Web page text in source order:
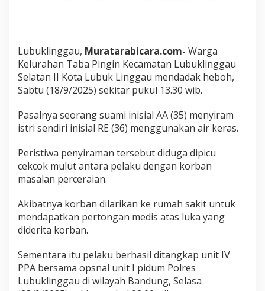
m
I
t
r
P
a
i
A
K
e
r
Lubuklinggau, Muratarabicara.com- Warga
Kelurahan Taba Pingin Kecamatan Lubuklinggau
Selatan II Kota Lubuk Linggau mendadak heboh,
Sabtu (18/9/2025) sekitar pukul 13.30 wib.
Pasalnya seorang suami inisial AA (35) menyiram
istri sendiri inisial RE (36) menggunakan air keras.
Peristiwa penyiraman tersebut diduga dipicu
cekcok mulut antara pelaku dengan korban
masalan perceraian.
Akibatnya korban dilarikan ke rumah sakit untuk
mendapatkan pertongan medis atas luka yang
diderita korban.
Sementara itu pelaku berhasil ditangkap unit IV
PPA bersama opsnal unit I pidum Polres
Lubuklinggau di wilayah Bandung, Selasa